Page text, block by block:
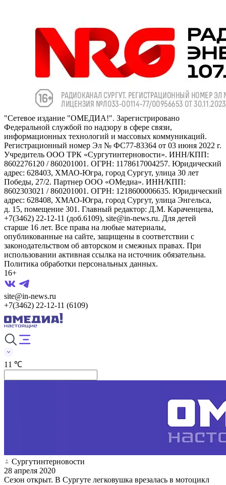
"Сетевое издание "ОМЕДИА!". Зарегистрировано
Федеральной службой по надзору в сфере связи,
информационных технологий и массовых коммуникаций.
Регистрационный номер Эл № ФС77-83364 от 03 июня 2022 г.
Учредитель ООО ТРК «Сургутинтерновости». ИНН/КПП:
8602276120 / 860201001. ОГРН: 1178617004257. Юридический
адрес: 628403, ХМАО-Югра, город Сургут, улица 30 лет
Победы, 27/2. Партнер ООО «ОМедиа». ИНН/КПП:
8602303021 / 860201001. ОГРН: 1218600006635. Юридический
адрес: 628408, ХМАО-Югра, город Сургут, улица Энгельса,
д. 15, помещение 301. Главный редактор: Д.М. Караченцева,
+7(3462) 22-12-11 (доб.6109), site@in-news.ru. Для детей
старше 16 лет. Все права на любые материалы,
опубликованные на сайте, защищены в соответствии с
законодательством об авторском и смежных правах. При
использовании активная ссылка на источник обязательна.
Политика обработки персональных данных.
16+
site@in-news.ru
+7(3462) 22-12-11 (6109)
11 ℃
Сургутинтерновости
28 апреля 2020
Сезон открыт. В Сургуте легковушка врезалась в мотоцикл